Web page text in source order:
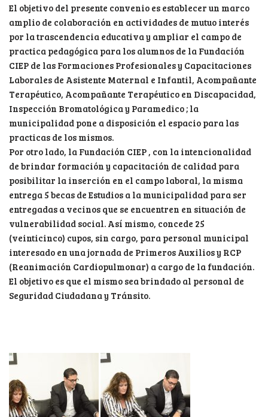
El objetivo del presente convenio es establecer un marco
amplio de colaboración en actividades de mutuo interés
por la trascendencia educativa y ampliar el campo de
practica pedagógica para los alumnos de la Fundación
CIEP de las Formaciones Profesionales y Capacitaciones
Laborales de Asistente Maternal e Infantil, Acompañante
Terapéutico, Acompañante Terapéutico en Discapacidad,
Inspección Bromatológica y Paramedico ; la
municipalidad pone a disposición el espacio para las
practicas de los mismos.
Por otro lado, la Fundación CIEP , con la intencionalidad
de brindar formación y capacitación de calidad para
posibilitar la inserción en el campo laboral, la misma
entrega 5 becas de Estudios a la municipalidad para ser
entregadas a vecinos que se encuentren en situación de
vulnerabilidad social. Así mismo, concede 25
(veinticinco) cupos, sin cargo, para personal municipal
interesado en una jornada de Primeros Auxilios y RCP
(Reanimación Cardiopulmonar) a cargo de la fundación.
El objetivo es que el mismo sea brindado al personal de
Seguridad Ciudadana y Tránsito.